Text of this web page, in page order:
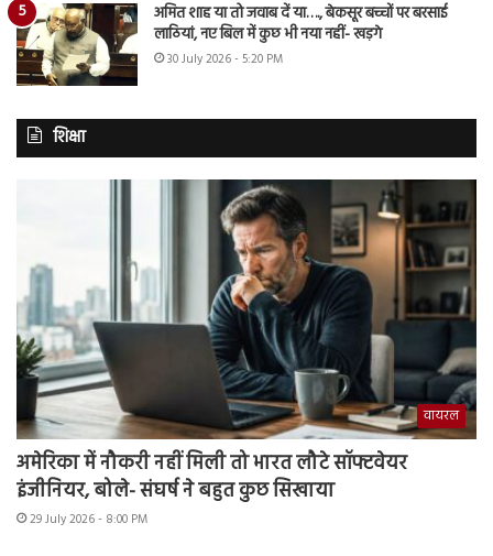
अमित शाह या तो जवाब दें या…., बेकसूर बच्चों पर बरसाई
लाठियां, नए बिल में कुछ भी नया नहीं- खड़गे
30 July 2026 - 5:20 PM
शिक्षा
वायरल
अमेरिका में नौकरी नहीं मिली तो भारत लौटे सॉफ्टवेयर
इंजीनियर, बोले- संघर्ष ने बहुत कुछ सिखाया
29 July 2026 - 8:00 PM